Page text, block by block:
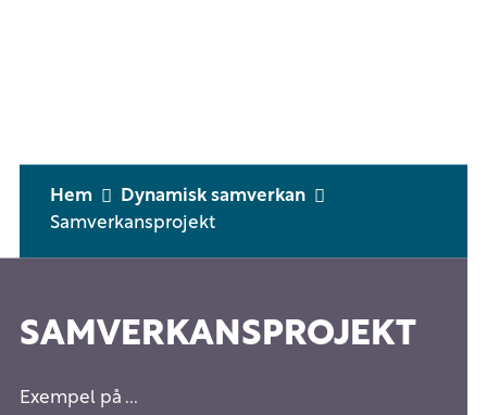
Hem
Dynamisk samverkan
Samverkansprojekt
SAMVERKANSPROJEKT
Exempel på ...